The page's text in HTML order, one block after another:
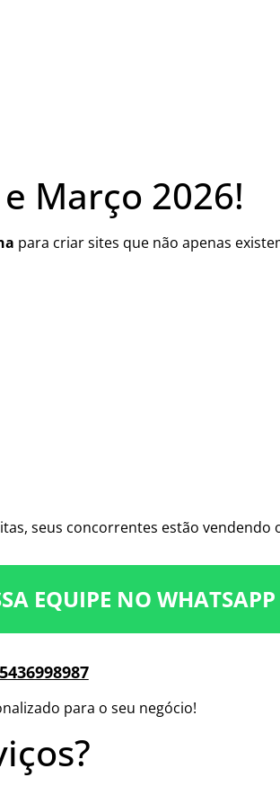
e Março 2026!
para criar sites que não apenas
seus concorrentes estão vendendo
EQUIPE NO WHATSAPP
para o seu negócio!